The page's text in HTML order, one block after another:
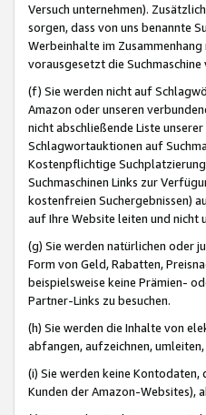
Versuch unternehmen).
sorgen, dass von uns benannte
Werbeinhalte im
vorausgesetzt die
(f) Sie werden nicht auf
Amazon oder unseren
nicht abschließende Liste
Schlagwortauktionen auf
Kostenpflichtige
Suchmaschinen Links zur
kostenfreien Suchergebnissen)
auf Ihre Website leiten und
(g) Sie werden natürlichen oder
Form von Geld, Rabatten,
beispielsweise keine Prämien-
Partner-Links zu besuchen.
(h) Sie werden die Inhalte von
abfangen, aufzeichnen,
(i) Sie werden keine
Kunden der Amazon-Websites),